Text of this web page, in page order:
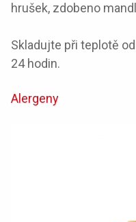
hrušek, zdobeno
Skladujte při teplotě
24 hodin.
Alergeny